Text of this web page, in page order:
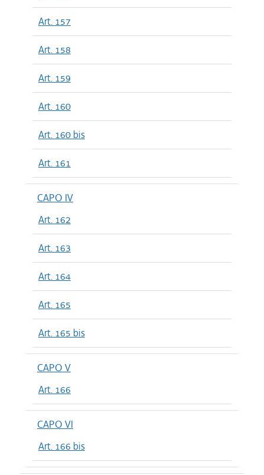
Art. 157
Art. 158
Art. 159
Art. 160
Art. 160 bis
Art. 161
CAPO IV
Art. 162
Art. 163
Art. 164
Art. 165
Art. 165 bis
CAPO V
Art. 166
CAPO VI
Art. 166 bis